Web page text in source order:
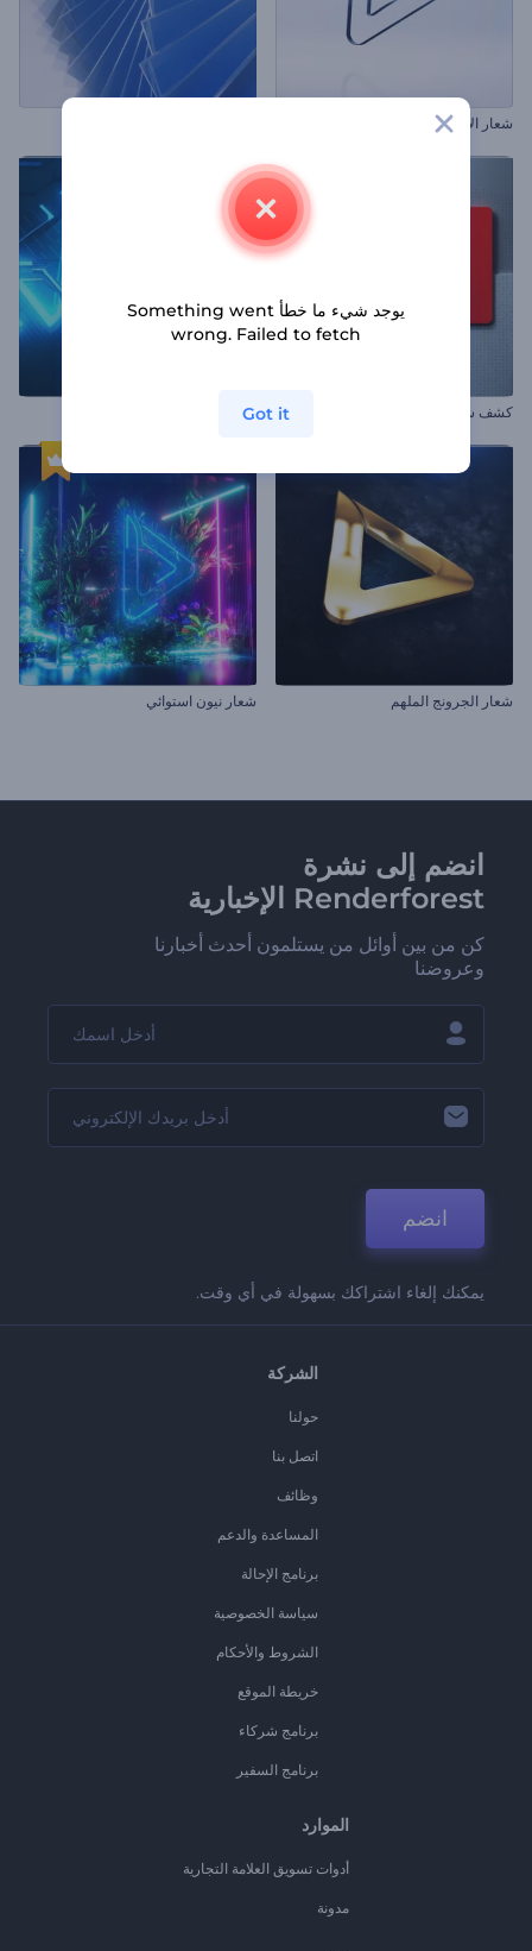
شعار الأسلوب البسيط
كشف شعار هندسي ثلاثي الأبعاد شعار أنيميشن اهتزاز النيون
شعار الجرونج الملهم شعار نيون استوائي
انضم إلى نشرة
Renderforest الإخبارية
كن من بين أوائل من يستلمون أحدث أخبارنا
وعروضنا
انضم
يمكنك إلغاء اشتراكك بسهولة في أي وقت.
الشركة
حولنا
اتصل بنا
وظائف
المساعدة والدعم
برنامج الإحالة
سياسة الخصوصية
الشروط والأحكام
خريطة الموقع
برنامج شركاء
برنامج السفير
الموارد
أدوات تسويق العلامة التجارية
مدونة
يوجد شيء ما خطأ Something went
wrong. Failed to fetch
Got it